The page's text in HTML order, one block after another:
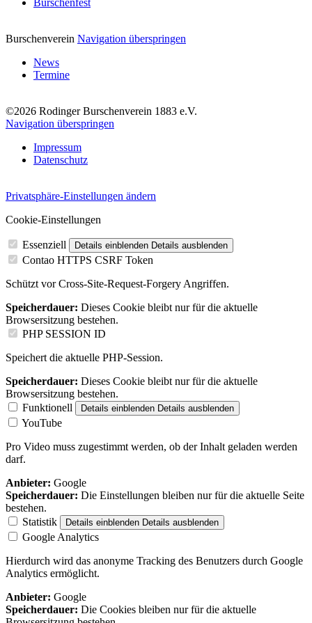
Burschenverein Navigation überspringen
News
Termine
©2026 Rodinger Burschenverein 1883 e.V.
Navigation überspringen
Impressum
Datenschutz
Privatsphäre-Einstellungen ändern
Cookie-Einstellungen
Essenziell Details einblenden Details ausblenden
Contao HTTPS CSRF Token
Schützt vor Cross-Site-Request-Forgery Angriffen.
Speicherdauer: Dieses Cookie bleibt nur für die aktuelle
Browsersitzung bestehen.
PHP SESSION ID
Speichert die aktuelle PHP-Session.
Speicherdauer: Dieses Cookie bleibt nur für die aktuelle
Browsersitzung bestehen.
Funktionell
Details einblenden Details ausblenden
YouTube
Pro Video muss zugestimmt werden, ob der Inhalt geladen werden
darf.
Anbieter: Google
Speicherdauer: Die Einstellungen bleiben nur für die aktuelle Seite
bestehen.
Statistik
Details einblenden Details ausblenden
Google Analytics
Hierdurch wird das anonyme Tracking des Benutzers durch Google
Analytics ermöglicht.
Anbieter: Google
Speicherdauer: Die Cookies bleiben nur für die aktuelle